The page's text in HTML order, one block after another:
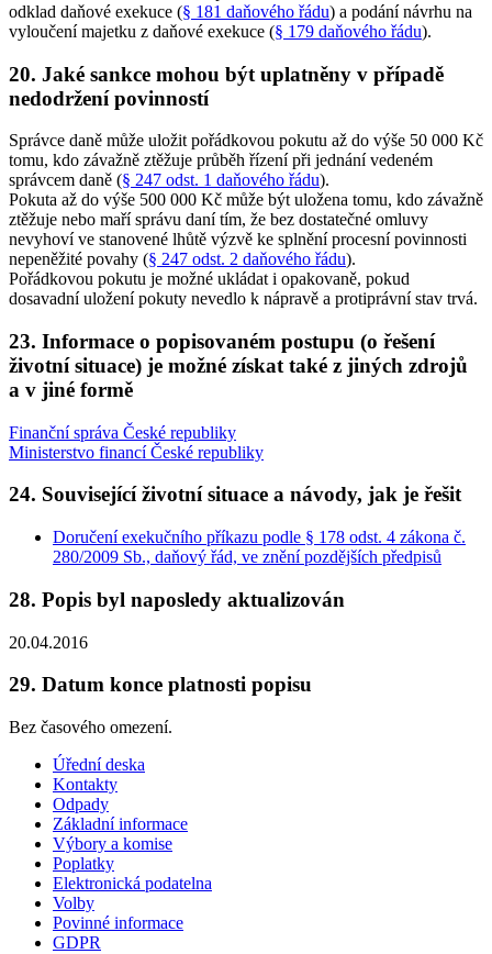
odklad daňové exekuce (§ 181 daňového řádu) a podání návrhu na
vyloučení majetku z daňové exekuce (§ 179 daňového řádu).
20. Jaké sankce mohou být uplatněny v případě
nedodržení povinností
Správce daně může uložit pořádkovou pokutu až do výše 50 000 Kč
tomu, kdo závažně ztěžuje průběh řízení při jednání vedeném
správcem daně (§ 247 odst. 1 daňového řádu).
Pokuta až do výše 500 000 Kč může být uložena tomu, kdo závažně
ztěžuje nebo maří správu daní tím, že bez dostatečné omluvy
nevyhoví ve stanovené lhůtě výzvě ke splnění procesní povinnosti
nepeněžité povahy (§ 247 odst. 2 daňového řádu).
Pořádkovou pokutu je možné ukládat i opakovaně, pokud
dosavadní uložení pokuty nevedlo k nápravě a protiprávní stav trvá.
23. Informace o popisovaném postupu (o řešení
životní situace) je možné získat také z jiných zdrojů
a v jiné formě
Finanční správa České republiky
Ministerstvo financí České republiky
24. Související životní situace a návody, jak je řešit
Doručení exekučního příkazu podle § 178 odst. 4 zákona č.
280/2009 Sb., daňový řád, ve znění pozdějších předpisů
28. Popis byl naposledy aktualizován
20.04.2016
29. Datum konce platnosti popisu
Bez časového omezení.
Úřední deska
Kontakty
Odpady
Základní informace
Výbory a komise
Poplatky
Elektronická podatelna
Volby
Povinné informace
GDPR